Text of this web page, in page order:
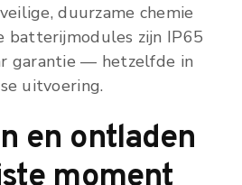
duurzame chemie
batterijmodules zijn IP65
garantie — hetzelfde in
uitvoering.
en ontladen